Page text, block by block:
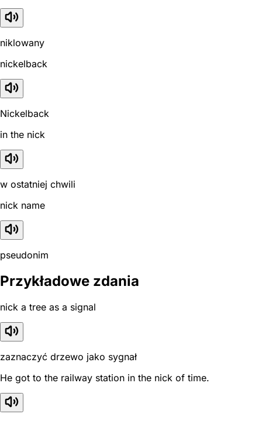
niklowany
nickelback
Nickelback
in the nick
w ostatniej chwili
nick name
pseudonim
Przykładowe zdania
nick a tree as a signal
zaznaczyć drzewo jako sygnał
He got to the railway station in the nick of time.